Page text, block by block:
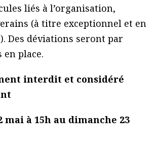
liés à l’organisation,
(à titre exceptionnel et en
Des déviations seront par
place.
interdit et considéré
mai à 15h au dimanche 23